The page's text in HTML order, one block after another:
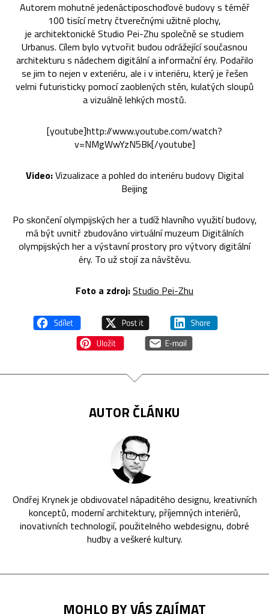
Autorem mohutné jedenáctiposchoďové budovy s téměř
100 tisící metry čtverečnými užitné plochy,
je architektonické Studio Pei-Zhu společně se studiem
Urbanus. Cílem bylo vytvořit budou odrážející současnou
architekturu s nádechem digitální a informační éry. Podařilo
se jim to nejen v exteriéru, ale i v interiéru, který je řešen
velmi futuristicky pomocí zaoblených stěn, kulatých sloupů
a vizuálně lehkých mostů.
[youtube]http://www.youtube.com/watch?
v=NMgWwYzN5Bk[/youtube]
Video:Vizualizace a pohled do interiéru budovy Digital
Beijing
Po skončení olympijských her a tudíž hlavního využití budovy,
má být uvnitř zbudováno virtuální muzeum Digitálních
olympijských her a výstavní prostory pro výtvory digitální
éry. To už stojí za návštěvu.
Foto a zdroj:Studio Pei-Zhu
AUTOR ČLÁNKU
Ondřej Krynek je obdivovatel nápaditého designu, kreativních
konceptů, moderní architektury, příjemných interiérů,
inovativních technologií, použitelného webdesignu, dobré
hudby a veškeré kultury.
MOHLO BY VÁS ZAJÍMAT